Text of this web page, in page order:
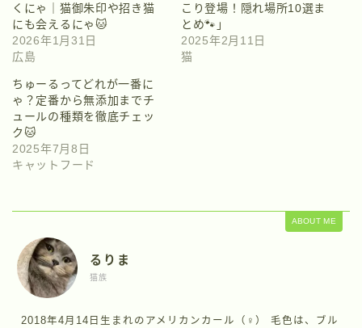
くにゃ｜猫御朱印や招き猫
にも会えるにゃ🐱
2026年1月31日
広島
こり登場！隠れ場所10選ま
とめ🐾」
2025年2月11日
猫
ちゅーるってどれが一番に
ゃ？定番から無添加までチ
ュールの種類を徹底チェッ
ク🐱
2025年7月8日
キャットフード
ABOUT ME
るりま
猫族
2018年4月14日生まれのアメリカンカール（♀） 毛色は、ブル